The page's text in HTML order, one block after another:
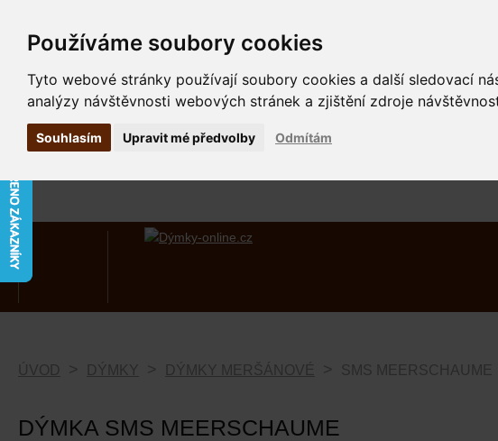
Používáme soubory cookies
Tyto webové stránky používají soubory cookies a další sledovací
analýzy návštěvnosti webových stránek a zjištění zdroje
Souhlasím Odmítám
Upravit mé předvolby
ÚVOD DÝMKY DÝMKY MERŠÁNOVÉ SMS MEERSCHAUME
DÝMKA SMS MEERSCHAUME